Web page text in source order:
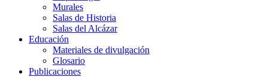
Murales
Salas de Historia
Salas del Alcázar
Educación
Materiales de divulgación
Glosario
Publicaciones